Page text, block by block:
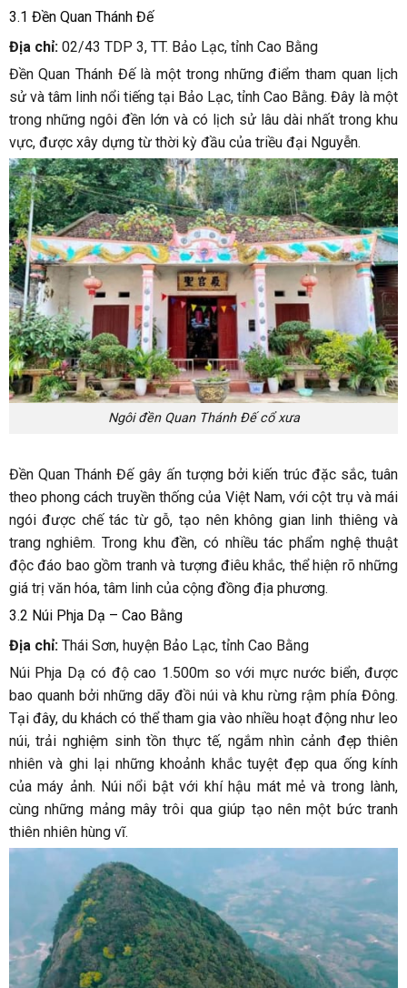
3.1 Đền Quan Thánh Đế
Địa chỉ: 02/43 TDP 3, TT. Bảo Lạc, tỉnh Cao Bằng
Đền Quan Thánh Đế là một trong những điểm tham quan lịch
sử và tâm linh nổi tiếng tại Bảo Lạc, tỉnh Cao Bằng. Đây là một
trong những ngôi đền lớn và có lịch sử lâu dài nhất trong khu
vực, được xây dựng từ thời kỳ đầu của triều đại Nguyễn.
Ngôi đền Quan Thánh Đế cổ xưa
Đền Quan Thánh Đế gây ấn tượng bởi kiến trúc đặc sắc, tuân
theo phong cách truyền thống của Việt Nam, với cột trụ và mái
ngói được chế tác từ gỗ, tạo nên không gian linh thiêng và
trang nghiêm. Trong khu đền, có nhiều tác phẩm nghệ thuật
độc đáo bao gồm tranh và tượng điêu khắc, thể hiện rõ những
giá trị văn hóa, tâm linh của cộng đồng địa phương.
3.2 Núi Phja Dạ – Cao Bằng
Địa chỉ: Thái Sơn, huyện Bảo Lạc, tỉnh Cao Bằng
Núi Phja Dạ có độ cao 1.500m so với mực nước biển, được
bao quanh bởi những dãy đồi núi và khu rừng rậm phía Đông.
Tại đây, du khách có thể tham gia vào nhiều hoạt động như leo
núi, trải nghiệm sinh tồn thực tế, ngắm nhìn cảnh đẹp thiên
nhiên và ghi lại những khoảnh khắc tuyệt đẹp qua ống kính
của máy ảnh. Núi nổi bật với khí hậu mát mẻ và trong lành,
cùng những mảng mây trôi qua giúp tạo nên một bức tranh
thiên nhiên hùng vĩ.